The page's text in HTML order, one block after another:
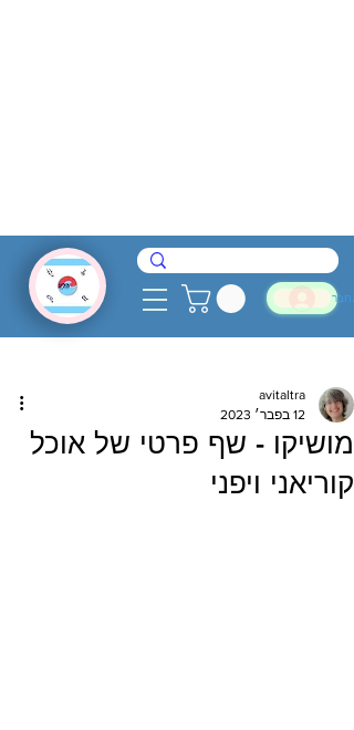
מושיקו - שף פרטי של אוכל
קוריאני ויפני
avitaltra
12 בפבר׳ 2023